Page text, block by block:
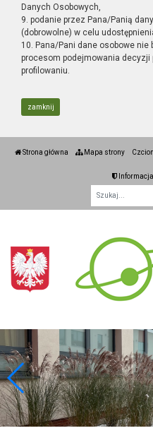
Danych Osobowych,
9. podanie przez Pana/Panią
(dobrowolne) w celu
10. Pana/Pani dane osobowe nie
procesom podejmowania
profilowaniu.
zamknij
Strona główna Mapa strony